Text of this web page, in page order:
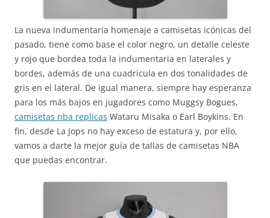
La nueva indumentaria homenaje a camisetas icónicas del
pasado, tiene como base el color negro, un detalle celeste
y rojo que bordea toda la indumentaria en laterales y
bordes, además de una cuadricula en dos tonalidades de
gris en el lateral. De igual manera, siempre hay esperanza
para los más bajos en jugadores como Muggsy Bogues,
camisetas nba replicas Wataru Misaka o Earl Boykins. En
fin, desde La Jops no hay exceso de estatura y, por ello,
vamos a darte la mejor guía de tallas de camisetas NBA
que puedas encontrar.